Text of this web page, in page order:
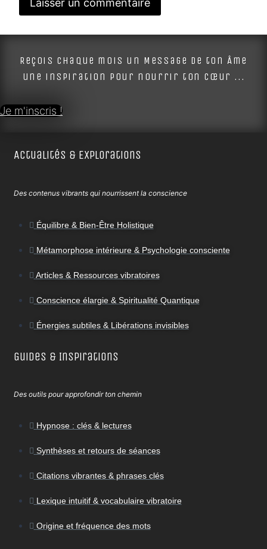
Alternative:
Reçois chaque mois un Message de ton Âme
une inspiration pour nourrir ton cœur ...
Je m'inscris !
Actualités & Explorations
Des contenus vibrants qui nourrissent la conscience
Équilibre & Bien-Être Holistique
Métamorphose intérieure & Psychologie consciente
Articles & Ressources vibratoires
Conscience élargie & Spiritualité Quantique
Énergies subtiles & Libérations invisibles
Guides & Inspirations
Des outils pour approfondir ton chemin
Hypnose : clés & lectures
Synthèses et retours de séances
Citations vibrantes & phrases clés
Lexique intuitif & vocabulaire vibratoire
Origine et fréquence des mots